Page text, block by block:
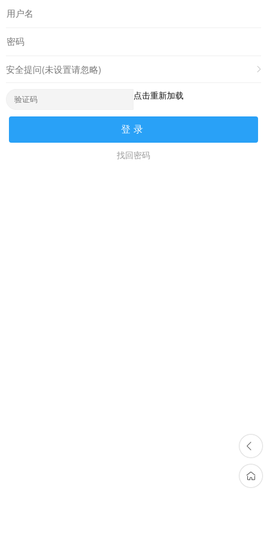
安全提问(未设置请忽略)
点击重新加载
登录
找回密码